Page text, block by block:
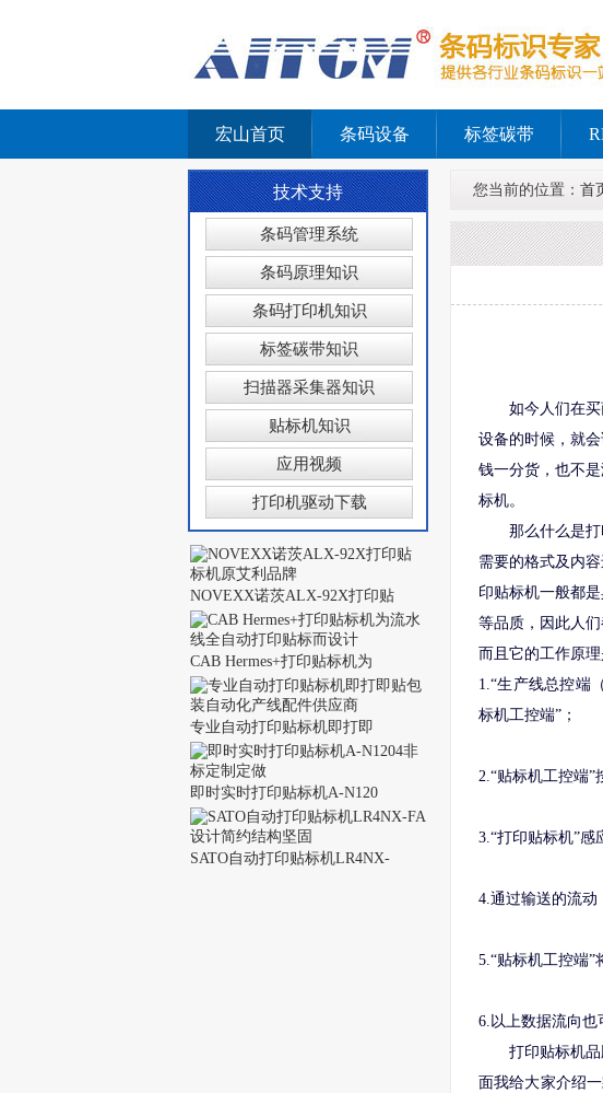
宏山首页 条码设备 标签碳带
技术支持
条码管理系统
条码原理知识
条码打印机知识
标签碳带知识
扫描器采集器知识
贴标机知识
应用视频
打印机驱动下载
NOVEXX诺茨ALX-92X打印贴
CAB Hermes+打印贴标机为
专业自动打印贴标机即打即
即时实时打印贴标机A-N120
SATO自动打印贴标机LR4NX-
您当前的位置： 首
如今人们在
设备的时候，就
钱一分货，也不
标机。
那么什么是
需要的格式及内
印贴标机一般都
等品质，因此人
而且它的工作原理
1.“生产线总控端
标机工控端”；
2.“贴标机工控端
3.“打印贴标机”
4.通过输送的流动
5.“贴标机工控端
6.以上数据流向也
打印贴标机
面我给大家介绍